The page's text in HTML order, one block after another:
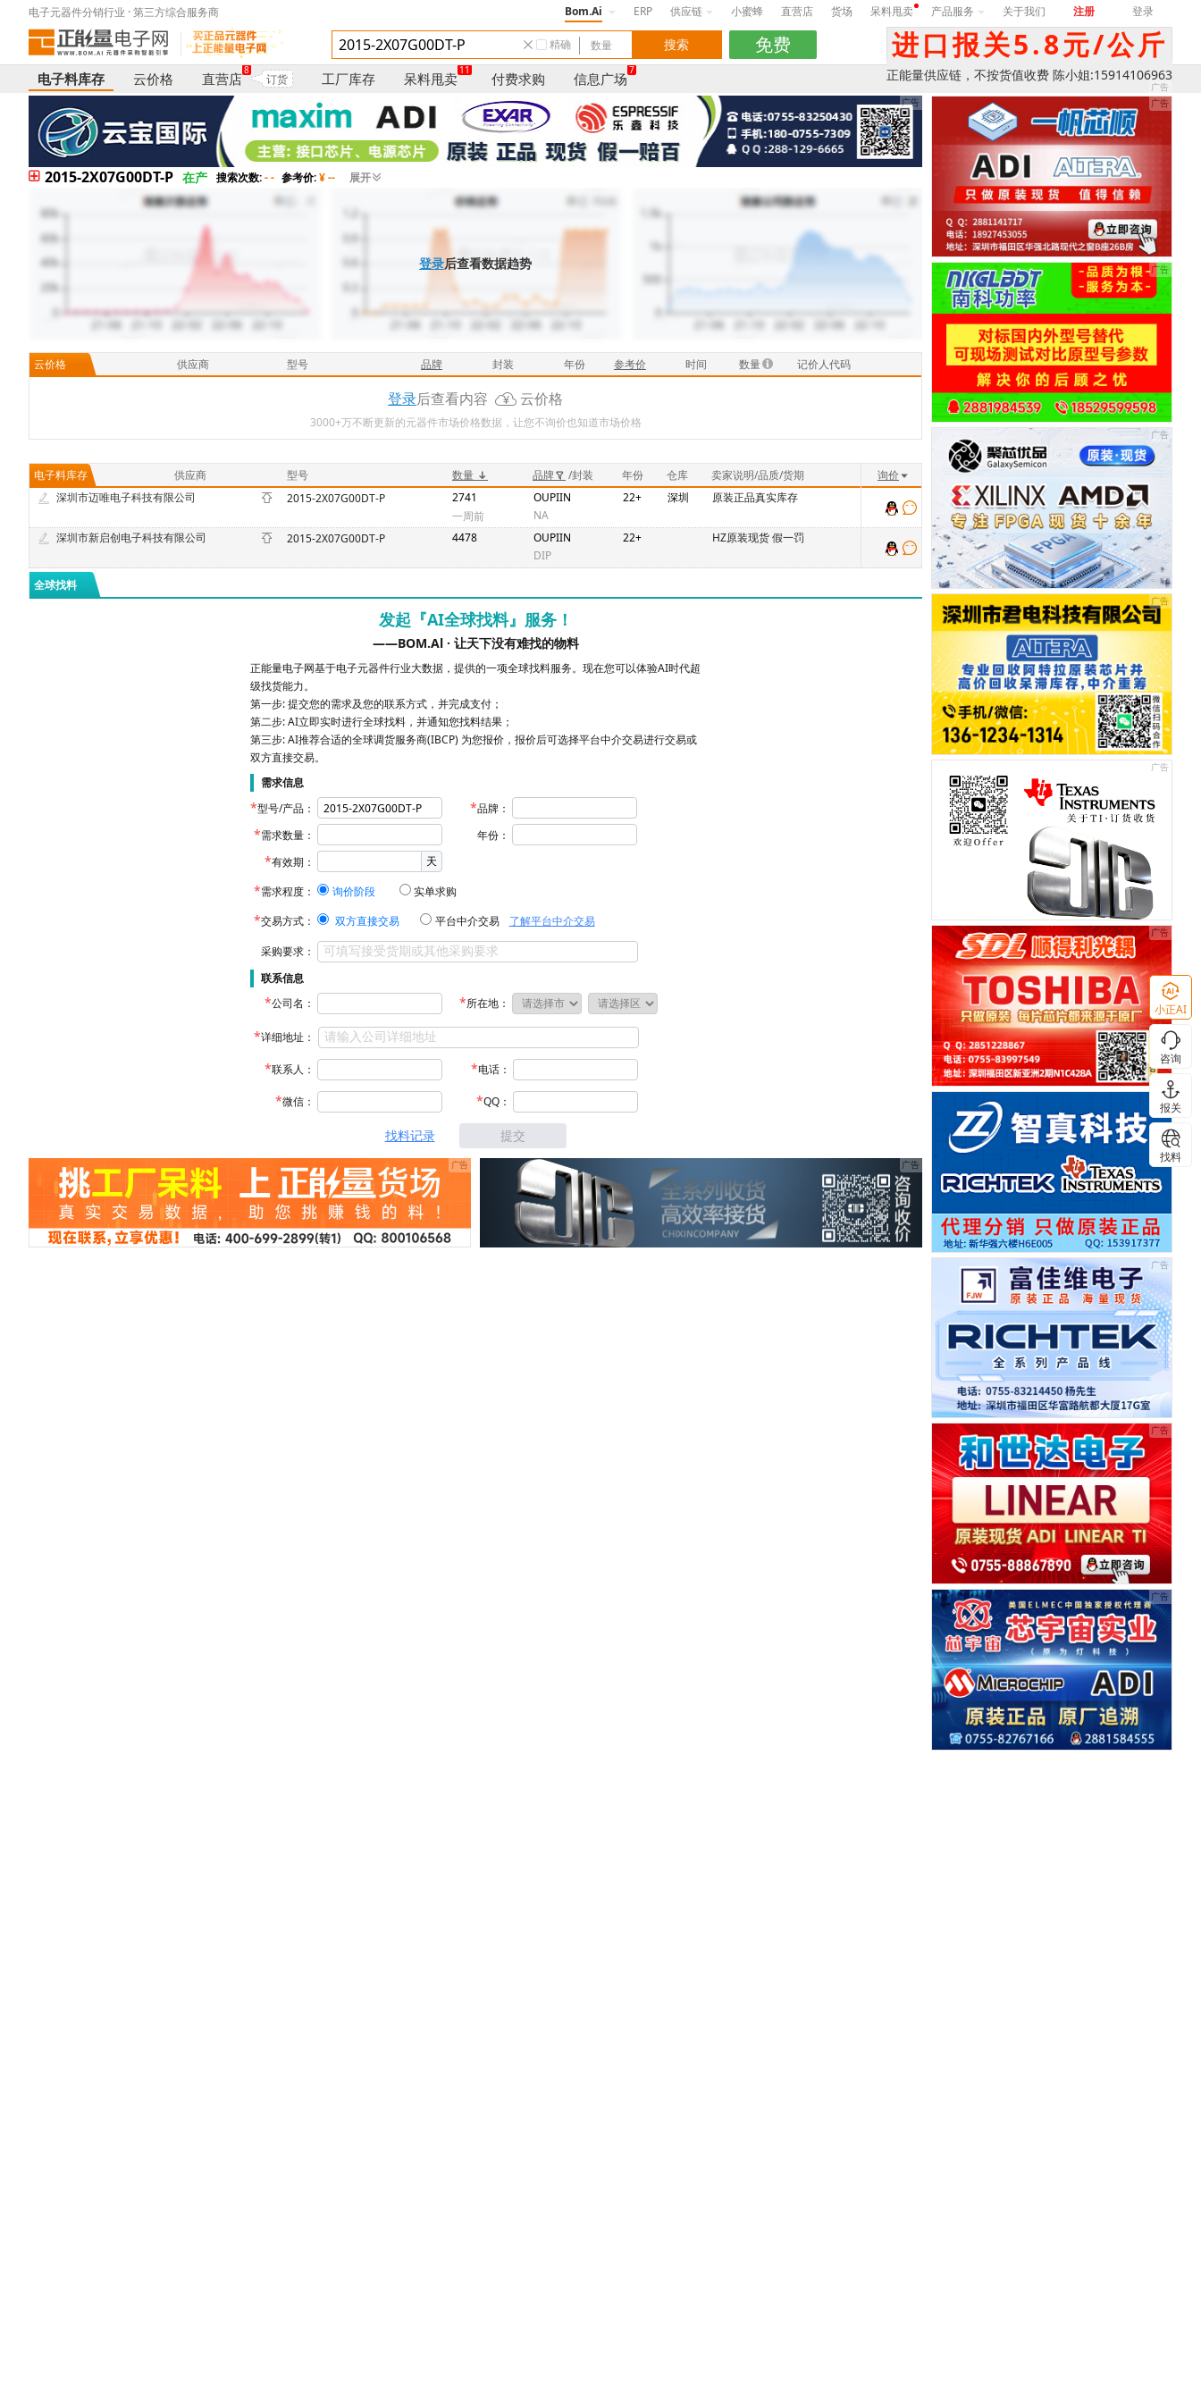
电子元器件分销行业 · 第三方综合服务商 Bom.Ai ERP 供应链 小蜜蜂 直营店 货场 呆料甩卖 产品服务 关于我们 注册 登录
精确 进口报关5.8元/公斤
正能量供应链，不按货值收费 陈小姐:15914106963
电子料库存 云价格 直营店
8
订货 工厂库存 呆料甩卖
11
付费求购 信息广场
7
2015-2X07G00DT-P 在产 搜索次数:- - 参考价:¥ -- 展开
登录后查看数据趋势
云价格 供应商 型号 品牌 封装 年份 参考价 时间 数量 记价人代码
登录后查看内容 云价格
3000+万不断更新的元器件市场价格数据，让您不询价也知道市场价格
电子料库存 供应商 型号 数量 品牌 /封装 年份 仓库 卖家说明/品质/货期
询价
深圳市迈唯电子科技有限公司
2015-2X07G00DT-P
2741
一周前
OUPIIN
NA
22+ 深圳 原装正品真实库存
深圳市新启创电子科技有限公司 2015-2X07G00DT-P 4478
OUPIIN
DIP
22+ HZ原装现货 假一罚
全球找料
发起『AI全球找料』服务！
——BOM.Al · 让天下没有难找的物料
正能量电子网基于电子元器件行业大数据，提供的一项全球找料服务。现在您可以体验AI时代超
级找货能力。
第一步: 提交您的需求及您的联系方式，并完成支付；
第二步: AI立即实时进行全球找料，并通知您找料结果；
第三步: AI推荐合适的全球调货服务商(IBCP) 为您报价，报价后可选择平台中介交易进行交易或
双方直接交易。
需求信息
型号/产品：
品牌：
需求数量：
年份：
有效期：
天
需求程度：
询价阶段
实单求购
交易方式：
双方直接交易 平台中介交易 了解平台中介交易
采购要求：
联系信息
公司名：
所在地：
详细地址：
联系人： 电话：
微信： QQ：
找料记录 提交
小正AI
咨询
报关
找料